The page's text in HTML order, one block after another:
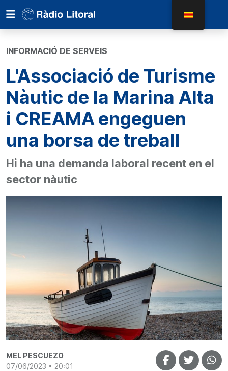
INFORMACIÓ DE SERVEIS
L'Associació de Turisme
Nàutic de la Marina Alta
i CREAMA engeguen
una borsa de treball
Hi ha una demanda laboral recent en el
sector nàutic
MEL PESCUEZO
07/06/2023 • 20:01